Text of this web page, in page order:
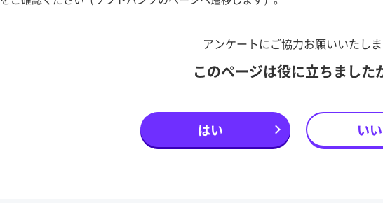
アンケートにご協力お願いいたし
このページは役に立ちました
はい い